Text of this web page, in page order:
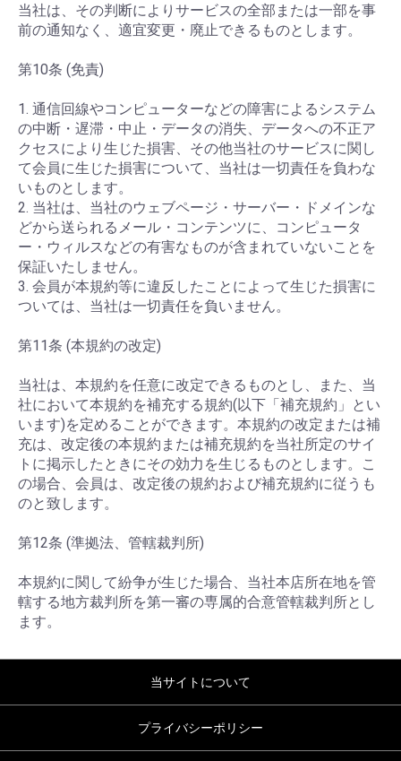
当社は、その判断によりサービスの全部または一部を事
前の通知なく、適宜変更・廃止できるものとします。
第10条 (免責)
1. 通信回線やコンピューターなどの障害によるシステム
の中断・遅滞・中止・データの消失、データへの不正ア
クセスにより生じた損害、その他当社のサービスに関し
て会員に生じた損害について、当社は一切責任を負わな
いものとします。
2. 当社は、当社のウェブページ・サーバー・ドメインな
どから送られるメール・コンテンツに、コンピュータ
ー・ウィルスなどの有害なものが含まれていないことを
保証いたしません。
3. 会員が本規約等に違反したことによって生じた損害に
ついては、当社は一切責任を負いません。
第11条 (本規約の改定)
当社は、本規約を任意に改定できるものとし、また、当
社において本規約を補充する規約(以下「補充規約」とい
います)を定めることができます。本規約の改定または補
充は、改定後の本規約または補充規約を当社所定のサイ
トに掲示したときにその効力を生じるものとします。こ
の場合、会員は、改定後の規約および補充規約に従うも
のと致します。
第12条 (準拠法、管轄裁判所)
本規約に関して紛争が生じた場合、当社本店所在地を管
轄する地方裁判所を第一審の専属的合意管轄裁判所とし
ます。
当サイトについて
プライバシーポリシー